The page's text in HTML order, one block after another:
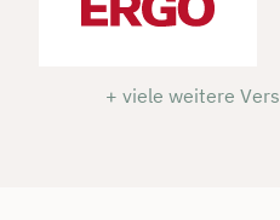
+ viele weitere